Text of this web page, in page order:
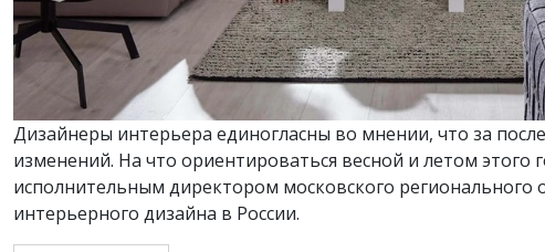
Дизайнеры интерьера единогласны во мнении, что за
изменений. На что ориентироваться весной и летом
исполнительным директором московского
интерьерного дизайна в России.